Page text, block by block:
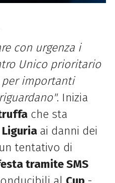
con urgenza i
Unico prioritario
per importanti
. Inizia
che sta
Liguria ai danni dei
tentativo di
tramite SMS